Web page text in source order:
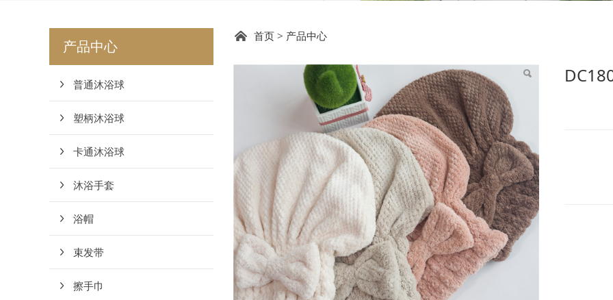
产品中心
普通沐浴球
塑柄沐浴球
卡通沐浴球
沐浴手套
浴帽
束发带
擦手巾
DC18020小格子公主吸水帽
首页> 产品中心